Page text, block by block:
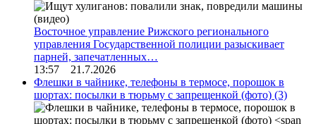
Восточное управление Рижского регионального
управления Государственной полиции разыскивает
парней, запечатленных…
13:57 21.7.2026
Флешки в чайнике, телефоны в термосе, порошок в
шортах: посылки в тюрьму с запрещенкой (фото) (3)